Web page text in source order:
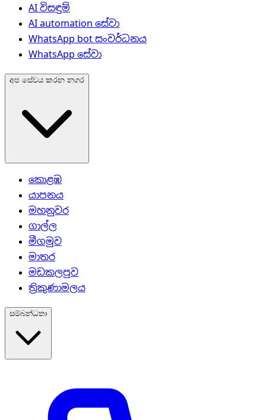
AI විසඳුම්
AI automation සේවා
WhatsApp bot සංවර්ධනය
WhatsApp සේවා
අප සේවය කරන නගර
කොළඹ
යාපනය
මහනුවර
ගාල්ල
මීගමුව
මාතර
මඩකලපුව
ත්‍රිකුණාමලය
සම්බන්ධතා